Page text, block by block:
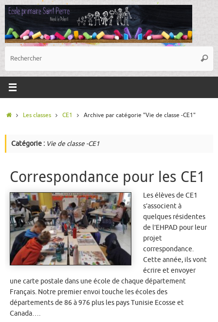
Passer
contenu
:
AccueilLes classes CE1 Archive par catégorie "Vie de classe -CE1"
Catégorie : Vie de classe -CE1
Correspondance pour les CE1
Les élèves de CE1
s’associent à
quelques résidentes
de l’EHPAD pour leur
projet
correspondance.
Cette année, ils vont
écrire et envoyer
une carte postale dans une école de chaque département
Français. Notre premier envoi touche les écoles des
départements de 86 à 976 plus les pays Tunisie Ecosse et
Canada….